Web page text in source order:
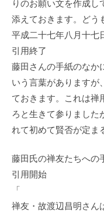
りのお願い文を作成し
添えておきます。どう
平成二十七年八月十
引用終了
藤田さんの手紙のなか
いう言葉がありますが
ておきます。これは禅
ろと生きて参りました
れて初めて賢否が定ま
藤田氏の禅友たちへの
引用開始
「
禅友・故渡辺昌明さん